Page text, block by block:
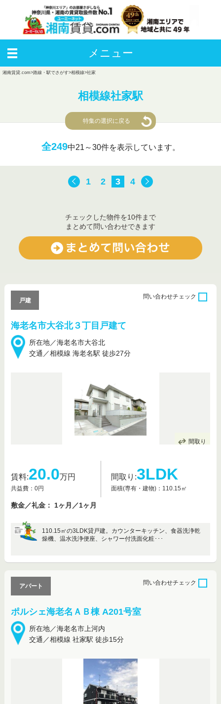
メニュー
湘南賃貸.com>路線・駅でさがす>相模線>社家
相模線社家駅
特集の選択に戻る
全249中21～30件を表示しています。
1 2 3 4
チェックした物件を10件まで
まとめて問い合わせできます
海老名市大谷北３丁目戸建て
所在地／海老名市大谷北
交通／相模線 海老名駅 徒歩27分
戸建
問い合わせチェック
間取り
賃料:20.0万円
共益費：0円
間取り:3LDK
面積(専有・建物)：110.15㎡
敷金／礼金： 1ヶ月／1ヶ月
110.15㎡の3LDK貸戸建。カウンターキッチン、食器洗浄乾
燥機、温水洗浄便座、シャワー付洗面化粧･･･
ポルシェ海老名ＡＢ棟 A201号室
所在地／海老名市上河内
交通／相模線 社家駅 徒歩15分
アパート
問い合わせチェック